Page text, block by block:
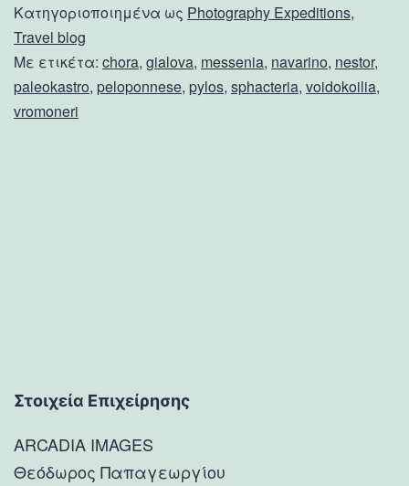
Κατηγοριοποιημένα ως Photography Expeditions,
Travel blog
Με ετικέτα: chora, gialova, messenia, navarino, nestor,
paleokastro, peloponnese, pylos, sphacteria, voidokoilia,
vromoneri
Στοιχεία Επιχείρησης
ARCADIA IMAGES
Θεόδωρος Παπαγεωργίου